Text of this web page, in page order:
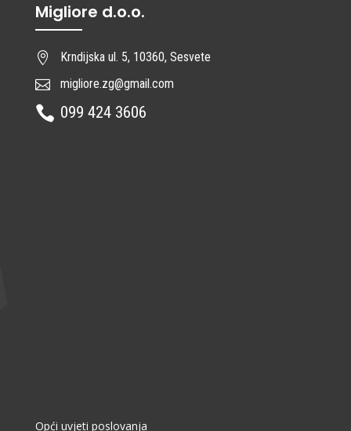
Migliore d.o.o.

Krndijska ul. 5, 10360, Sesvete

migliore.zg@gmail.com
 099 424 3606
Opći uvjeti poslovanja